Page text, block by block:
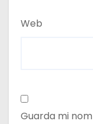
Web
Guarda mi